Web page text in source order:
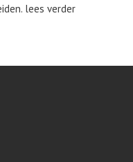
lees verder